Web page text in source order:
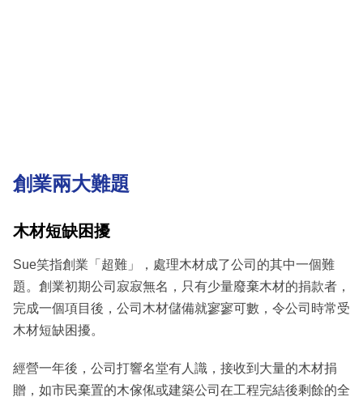
創業兩大難題
木材短缺困擾
Sue笑指創業「超難」，處理木材成了公司的其中一個難
題。創業初期公司寂寂無名，只有少量廢棄木材的捐款者，
完成一個項目後，公司木材儲備就寥寥可數，令公司時常受
木材短缺困擾。
經營一年後，公司打響名堂有人識，接收到大量的木材捐
贈，如市民棄置的木傢俬或建築公司在工程完結後剩餘的全